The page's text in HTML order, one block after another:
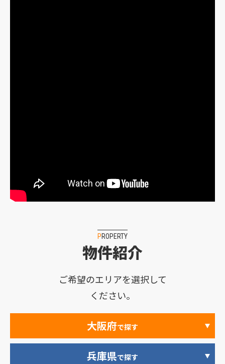
PROPERTY
物件紹介
ご希望のエリアを選択して
ください。
大阪府で探す
兵庫県で探す